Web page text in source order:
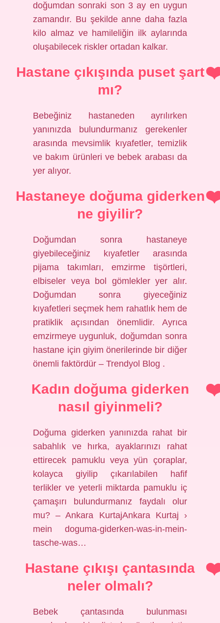
doğumdan sonraki son 3 ay en uygun
zamandır. Bu şekilde anne daha fazla
kilo almaz ve hamileliğin ilk aylarında
oluşabilecek riskler ortadan kalkar.
Hastane çıkışında puset şart
mı?
Bebeğiniz hastaneden ayrılırken
yanınızda bulundurmanız gerekenler
arasında mevsimlik kıyafetler, temizlik
ve bakım ürünleri ve bebek arabası da
yer alıyor.
Hastaneye doğuma giderken
ne giyilir?
Doğumdan sonra hastaneye
giyebileceğiniz kıyafetler arasında
pijama takımları, emzirme tişörtleri,
elbiseler veya bol gömlekler yer alır.
Doğumdan sonra giyeceğiniz
kıyafetleri seçmek hem rahatlık hem de
pratiklik açısından önemlidir. Ayrıca
emzirmeye uygunluk, doğumdan sonra
hastane için giyim önerilerinde bir diğer
önemli faktördür – Trendyol Blog .
Kadın doğuma giderken
nasıl giyinmeli?
Doğuma giderken yanınızda rahat bir
sabahlık ve hırka, ayaklarınızı rahat
ettirecek pamuklu veya yün çoraplar,
kolayca giyilip çıkarılabilen hafif
terlikler ve yeterli miktarda pamuklu iç
çamaşırı bulundurmanız faydalı olur
mu? – Ankara KurtajAnkara Kurtaj ›
mein doguma-giderken-was-in-mein-
tasche-was…
Hastane çıkışı çantasında
neler olmalı?
Bebek çantasında bulunması